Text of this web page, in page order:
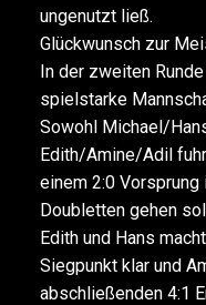
ungenutzt ließ.
Glückwunsch zur
In der zweiten
spielstarke
Sowohl Michael/
Edith/Amine/Adil
einem 2:0
Doubletten gehen
Edith und Hans
Siegpunkt klar und
abschließenden 4:1